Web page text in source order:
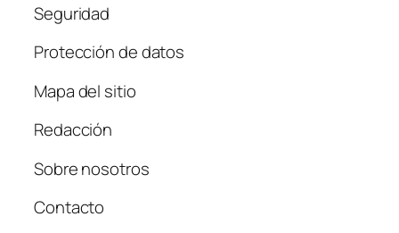
Seguridad
Protección de datos
Mapa del sitio
Redacción
Sobre nosotros
Contacto